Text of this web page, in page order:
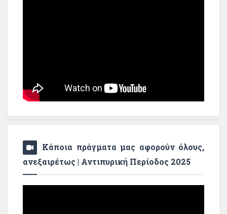
Κάποια πράγματα μας αφορούν όλους,
ανεξαιρέτως | Αντιπυρική Περίοδος 2025